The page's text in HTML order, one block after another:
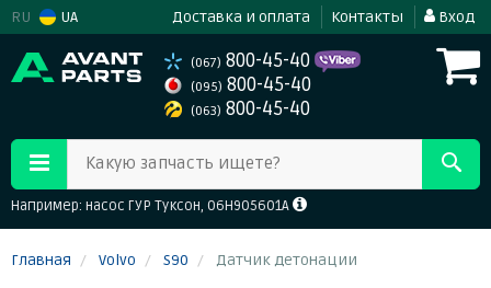
RU UA Доставка и оплата Контакты Вход
(067) 800-45-40
(095) 800-45-40
(063) 800-45-40
Какую запчасть ищете?
Например: насос ГУР Туксон, 06H905601A
Главная Volvo S90 Датчик детонации